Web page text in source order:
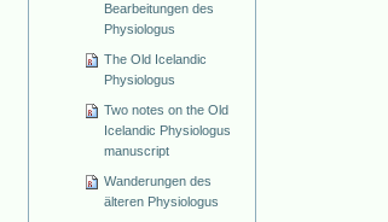
Bearbeitungen des
Physiologus
The Old Icelandic
Physiologus
Two notes on the Old
Icelandic Physiologus
manuscript
Wanderungen des
älteren Physiologus